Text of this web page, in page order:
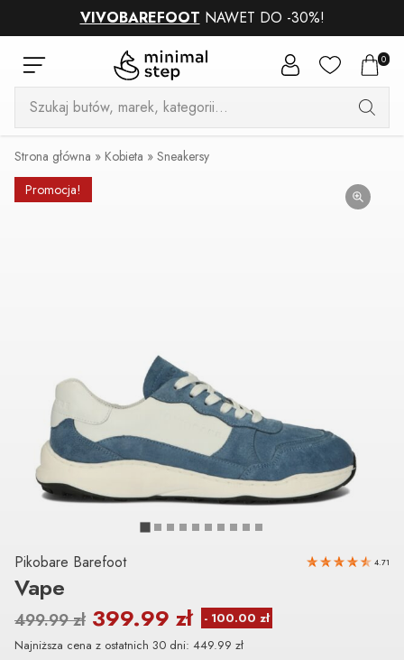
VIVOBAREFOOT NAWET DO -30%!
0
Wyszukiwarka
produktów
Strona główna » Kobieta » Sneakersy
Promocja!
Pikobare Barefoot 4.71
Vape
499.99zł 399.99 zł
Najniższa cena z ostatnich 30 dni: 449.99 zł